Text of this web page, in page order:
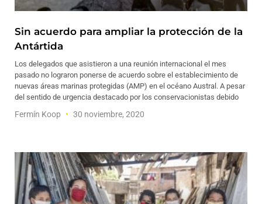
Sin acuerdo para ampliar la protección de la
Antártida
Los delegados que asistieron a una reunión internacional el mes
pasado no lograron ponerse de acuerdo sobre el establecimiento de
nuevas áreas marinas protegidas (AMP) en el océano Austral. A pesar
del sentido de urgencia destacado por los conservacionistas debido
Fermín Koop 30 noviembre, 2020